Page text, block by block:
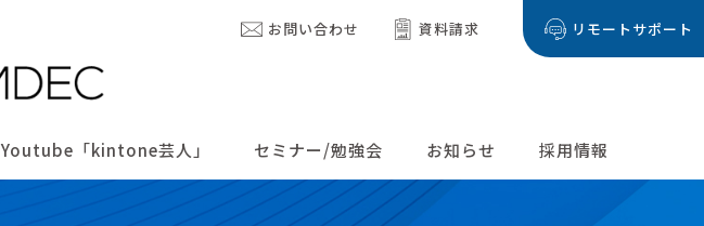
お問い合わせ 資料請求 リモートサポート
Youtube「kintone芸人」 セミナー/勉強会 お知らせ 採用情報